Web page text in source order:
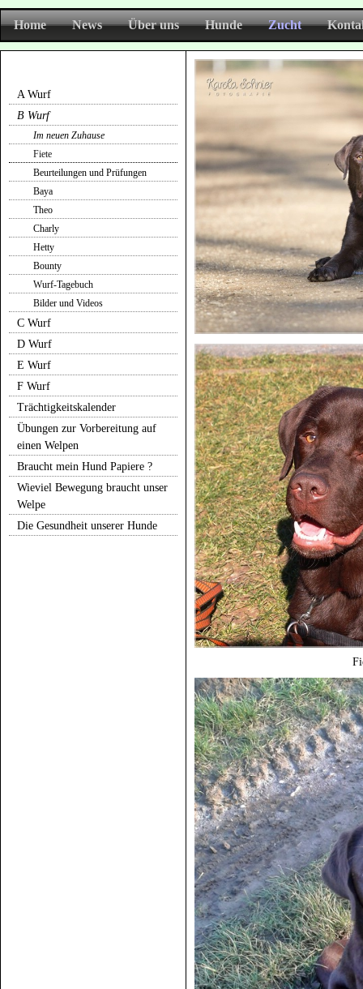
Home News Über uns Hunde Zucht
A Wurf
B Wurf
Im neuen Zuhause
Fiete
Beurteilungen und Prüfungen
Baya
Theo
Charly
Hetty
Bounty
Wurf-Tagebuch
Bilder und Videos
C Wurf
D Wurf
E Wurf
F Wurf
Trächtigkeitskalender
Übungen zur Vorbereitung auf
einen Welpen
Braucht mein Hund Papiere ?
Wieviel Bewegung braucht unser
Welpe
Die Gesundheit unserer Hunde